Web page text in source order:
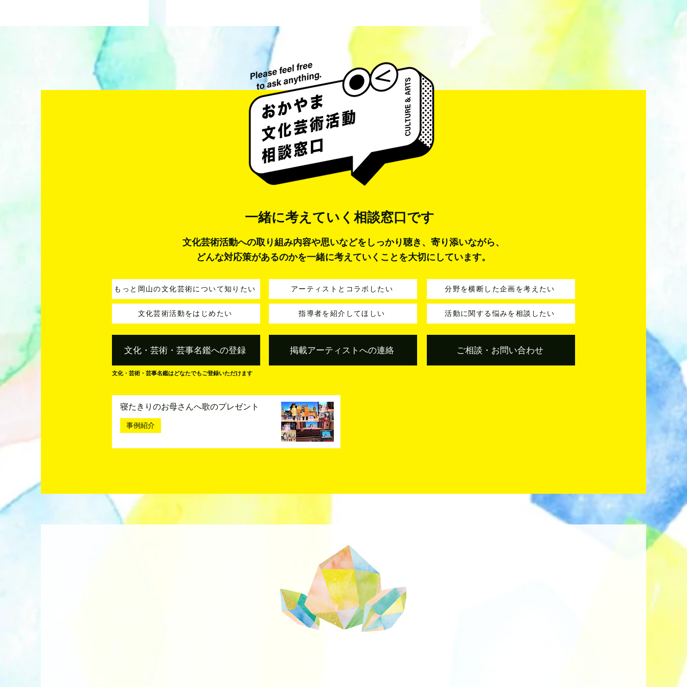
梅田彩香 Ayaka Umeda
井藤 侃山 Kanzan Ito
一緒に考えていく 相談窓口です
文化芸術活動への取り組み内容や思いなどをしっかり聴き、寄り添いながら、
どんな対応策があるのかを一緒に考えていくことを大切にしています。
もっと岡山の文化芸術について知りたい
文化芸術活動をはじめたい
アーティストとコラボしたい
指導者を紹介してほしい
分野を横断した企画を考えたい
活動に関する悩みを相談したい
文化・芸術・芸事名鑑への登録 掲載アーティストへの連絡 ご相談・お問い合わせ
文化・芸術・芸事名鑑はどなたでもご登録いただけます
寝たきりのお母さんへ歌のプレゼント
事例紹介